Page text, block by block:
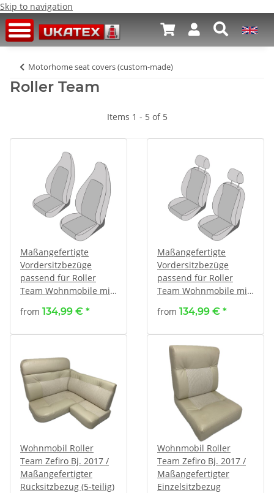
Skip to navigation
Motorhome seat covers (custom-made)
Roller Team
Items 1 - 5 of 5
Maßangefertigte
Vordersitzbezüge
passend für Roller
Team Wohnmobile mit
from 134,99 € *
Maßangefertigte
Vordersitzbezüge
passend für Roller
Team Wohnmobile mit
verstellbaren
from 134,99 € *
Wohnmobil Roller
Team Zefiro Bj. 2017 /
Maßangefertigter
Rücksitzbezug (5-teilig)
Wohnmobil Roller
Team Zefiro Bj. 2017 /
Maßangefertigter
Einzelsitzbezug